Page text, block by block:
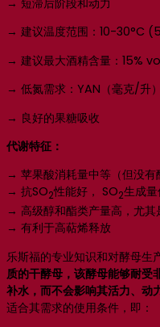
→ 短滞后阶段和动力
→ 建议温度范围：10-30°C
→ 建议最大酒精含量：15%
→ 低氮需求：YAN（毫克/升
→ 良好的果糖吸收
代谢特征：
→ 苹果酸消耗量中等（但没有
→ 抗SO2性能好， SO2生成
→ 高级醇和酯类产量高，尤其
→ 有利于高萜烯释放
乐斯福的专业知识和对酵母生
质的干酵母，该酵母能够耐受
补水，而不会影响其活力、动
适合其需求的使用条件，即：